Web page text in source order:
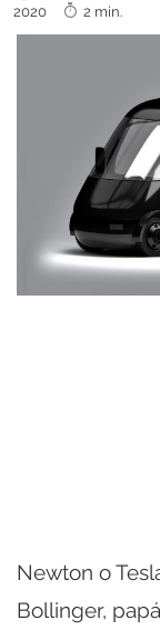
2020
2 min.
Newton o
Bollinger,